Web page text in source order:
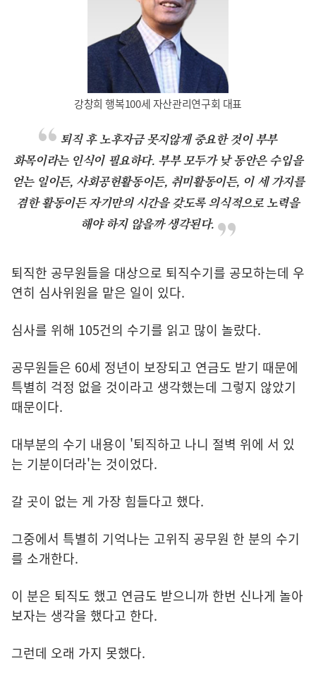
퇴직 후 노후자금 못지않게 중요한 것이 부부
화목이라는 인식이 필요하다. 부부 모두가 낮 동안은 수입을
얻는 일이든, 사회공헌활동이든, 취미활동이든, 이 세 가지를
겸한 활동이든 자기만의 시간을 갖도록 의식적으로 노력을
해야 하지 않을까 생각된다.
강창희 행복100세 자산관리연구회 대표
퇴직한 공무원들을 대상으로 퇴직수기를 공모하는데 우
연히 심사위원을 맡은 일이 있다.
심사를 위해 105건의 수기를 읽고 많이 놀랐다.
공무원들은 60세 정년이 보장되고 연금도 받기 때문에
특별히 걱정 없을 것이라고 생각했는데 그렇지 않았기
때문이다.
대부분의 수기 내용이 '퇴직하고 나니 절벽 위에 서 있
는 기분이더라'는 것이었다.
갈 곳이 없는 게 가장 힘들다고 했다.
그중에서 특별히 기억나는 고위직 공무원 한 분의 수기
를 소개한다.
이 분은 퇴직도 했고 연금도 받으니까 한번 신나게 놀아
보자는 생각을 했다고 한다.
그런데 오래 가지 못했다.